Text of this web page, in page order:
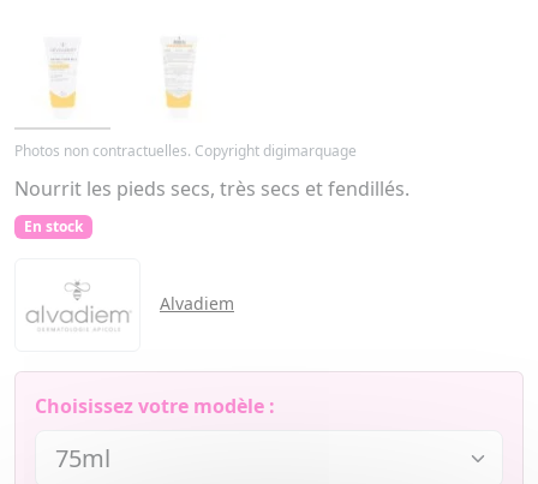
Photos non contractuelles. Copyright digimarquage
Nourrit les pieds secs, très secs et fendillés.
En stock
Alvadiem
Choisissez votre modèle :